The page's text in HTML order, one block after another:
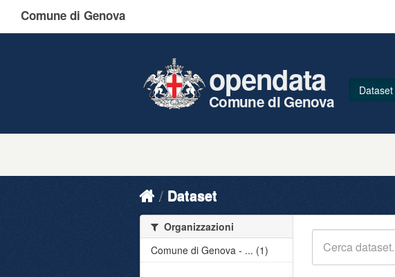
Comune di Genova
opendata
Comune di Genova
Dataset
Dataset
Organizzazioni
Comune di Genova - ... (1)